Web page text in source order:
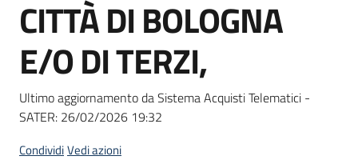
CITTÀ DI BOLOGNA
E/O DI TERZI,
Ultimo aggiornamento da Sistema Acquisti Telematici -
SATER: 26/02/2026 19:32
CondividiVedi azioni